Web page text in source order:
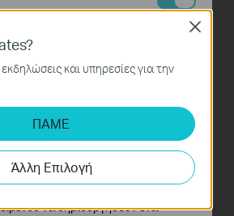
και υπηρεσίες για την
ΠΑΜΕ
Άλλη Επιλογή
Close
απαραίτητα για τη λειτουργία του
μπορούν να απενεργοποιηθούν στα
και Μάρκετινγκ
σας στον ιστότοπό
και να προσαρμόσουμε τη
ιστότοπού μας.
μπορούν να ρυθμιστούν μέσω
να δημιουργήσουν ένα